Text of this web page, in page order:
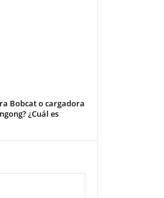
Bobcat o cargadora
¿Cuál es